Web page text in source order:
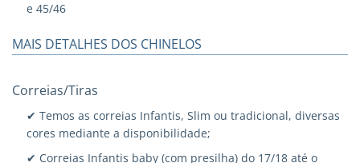
e 45/46
MAIS DETALHES DOS CHINELOS
Correias/Tiras
✔ Temos as correias Infantis, Slim ou tradicional, diversas
cores mediante a disponibilidade;
✔ Correias Infantis baby (com presilha) do 17/18 até o